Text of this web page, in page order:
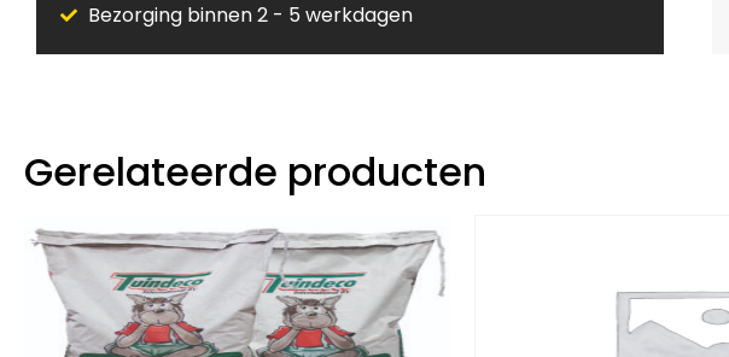
Bezorging binnen 2 - 5 werkdagen
Gerelateerde producten